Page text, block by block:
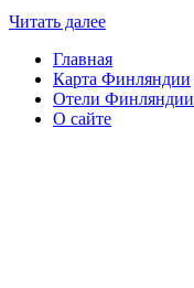
Читать далее
Главная
Карта Финляндии
Отели Финляндии
О сайте